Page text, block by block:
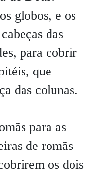
globos, e os
das
para cobrir
que
das colunas.
para as
de romãs
os dois